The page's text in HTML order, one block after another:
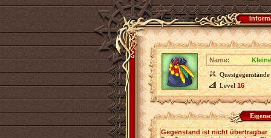
Name:
Questgegenstände
Level16
Gegenstand ist nicht übertragbar